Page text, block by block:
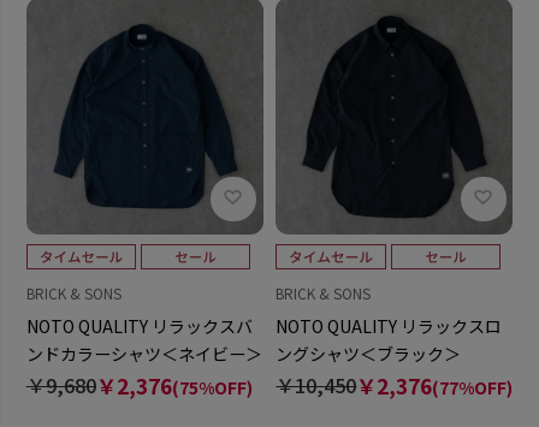
BRICK & SONS
NOTO QUALITY リラックスバ
ンドカラーシャツ＜ネイビー＞
￥9,680￥2,376(75%OFF)
BRICK & SONS
NOTO QUALITY リラックスロ
ングシャツ＜ブラック＞
￥10,450￥2,376(77%OFF)